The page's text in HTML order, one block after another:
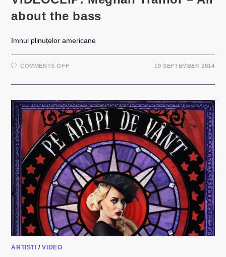
about the bass
Imnul plinuțelor americane
COMMENTS OFFON
TRAINOR
ALL
ABOUT
THE
BASS
19 SEPTEMBER 2014
ARTISTI /VIDEO